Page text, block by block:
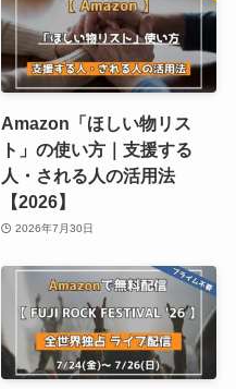
Amazon「ほしい物リス
ト」の使い方｜支援する
人・される人の活用法
【2026】
2026年7月30日